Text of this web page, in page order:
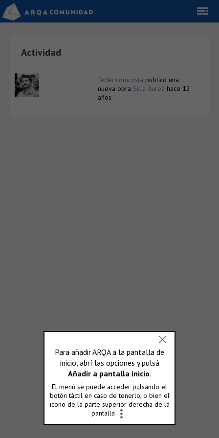
Actividad
federicomcosta publicó una
nueva obra Silla Áurea hace 12
años